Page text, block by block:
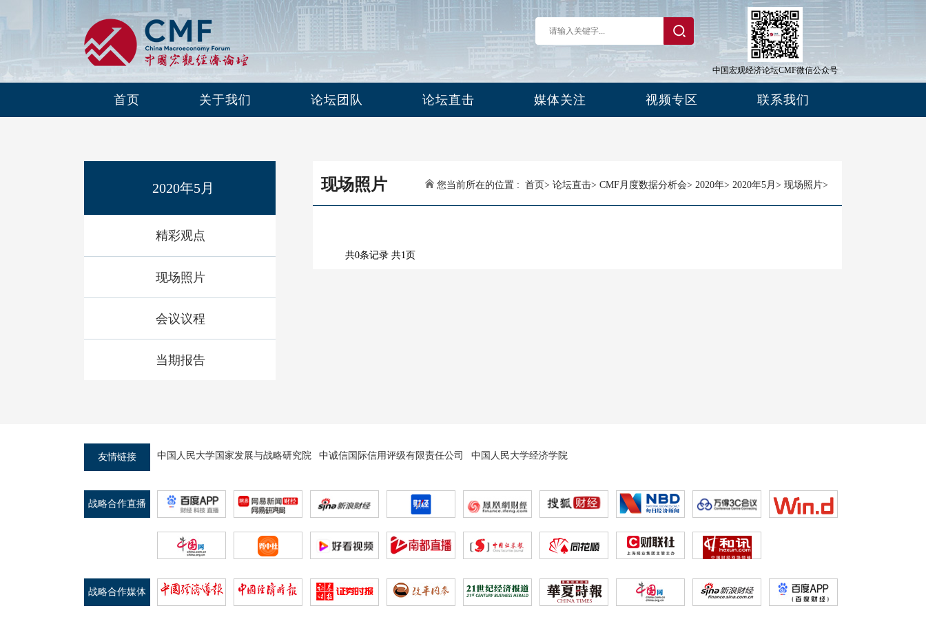
中国宏观经济论坛CMF微信公众号
首页 关于我们 论坛团队 论坛直击 媒体关注 视频专区 联系我们
2020年5月
精彩观点
现场照片
会议议程
当期报告
现场照片 您当前所在的位置 : 首页> 论坛直击> CMF月度数据分析会> 2020年> 2020年5月 > 现场照片>
共0条记录 共1页
友情链接 中国人民大学国家发展与战略研究院 中诚信国际信用评级有限责任公司 中国人民大学经济学院
战略合作直播
战略合作媒体